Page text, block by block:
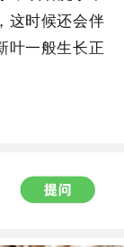
这时候还会伴
叶一般生长正
补充水分。